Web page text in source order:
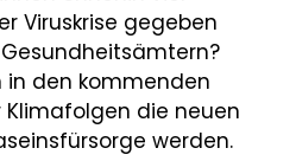
Viruskrise gegeben
in den kommenden
die neuen
werden.